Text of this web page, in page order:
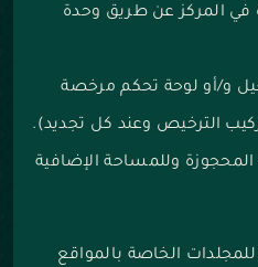
في المركز عن طريق وحدة
و/أو لوحة تحكم مرخصة
الترخيص وعند كل تجديد).
المحجوزة وللمساحة الإضافية
الخاصة بالمواقع